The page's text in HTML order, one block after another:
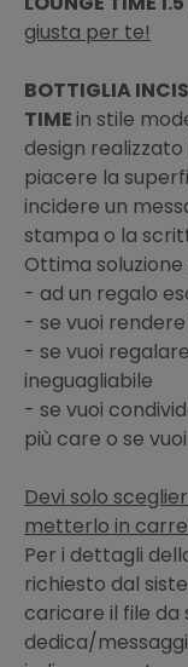
giusta per te!
BOTTIGLIA
TIMEin stile
design
piacere la
incidere un
stampa o la
Ottima
- ad un regalo
- se vuoi
- se vuoi
ineguagliabile
- se vuoi
più care o se
Devi solo
metterlo in
Per i dettagli
richiesto dal
caricare il file
dedica/